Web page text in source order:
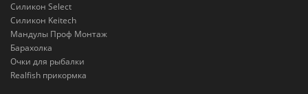
Силикон Select
Силикон Keitech
Мандулы Проф Монтаж
Барахолка
Очки для рыбалки
Realfish прикормка